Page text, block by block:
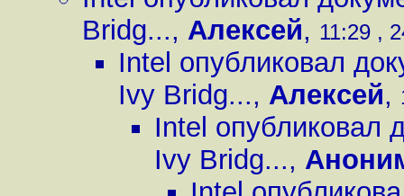
Bridg..., Алексей, 11:29 ,
Intel опубликовал
Ivy Bridg..., Алексей,
Intel опубликовал
Ivy Bridg...,